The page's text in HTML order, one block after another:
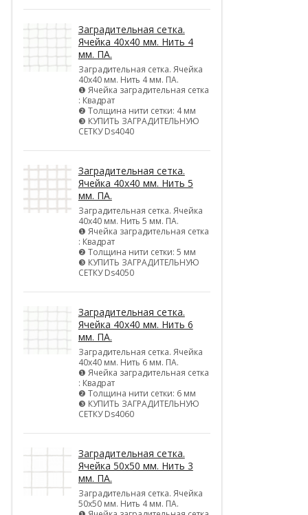
Заградительная сетка.
Ячейка 40х40 мм. Нить 4
мм. ПА.
Заградительная сетка. Ячейка
40х40 мм. Нить 4 мм. ПА.
❶ Ячейка заградительная сетка
: Квадрат
❷ Толщина нити сетки: 4 мм
❸ КУПИТЬ ЗАГРАДИТЕЛЬНУЮ
СЕТКУ Ds4040
Заградительная сетка.
Ячейка 40х40 мм. Нить 5
мм. ПА.
Заградительная сетка. Ячейка
40х40 мм. Нить 5 мм. ПА.
❶ Ячейка заградительная сетка
: Квадрат
❷ Толщина нити сетки: 5 мм
❸ КУПИТЬ ЗАГРАДИТЕЛЬНУЮ
СЕТКУ Ds4050
Заградительная сетка.
Ячейка 40х40 мм. Нить 6
мм. ПА.
Заградительная сетка. Ячейка
40х40 мм. Нить 6 мм. ПА.
❶ Ячейка заградительная сетка
: Квадрат
❷ Толщина нити сетки: 6 мм
❸ КУПИТЬ ЗАГРАДИТЕЛЬНУЮ
СЕТКУ Ds4060
Заградительная сетка.
Ячейка 50х50 мм. Нить 3
мм. ПА.
Заградительная сетка. Ячейка
50х50 мм. Нить 4 мм. ПА.